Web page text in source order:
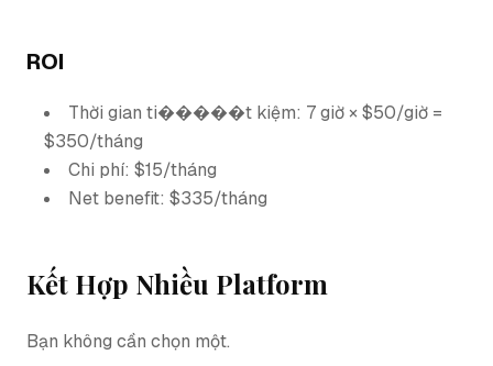
ROI
Thời gian ti�����t kiệm: 7 giờ × $50/giờ =
$350/tháng
Chi phí: $15/tháng
Net benefit: $335/tháng
Kết Hợp Nhiều Platform
Bạn không cần chọn một.